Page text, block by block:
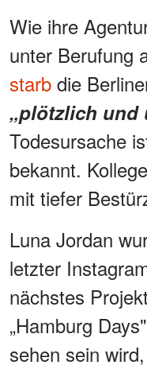
Wie ihre
unter Berufung
starb die
„plötzlich und
Todesursache
bekannt.
mit tiefer
Luna Jordan
letzter
nächstes
„Hamburg
sehen sein